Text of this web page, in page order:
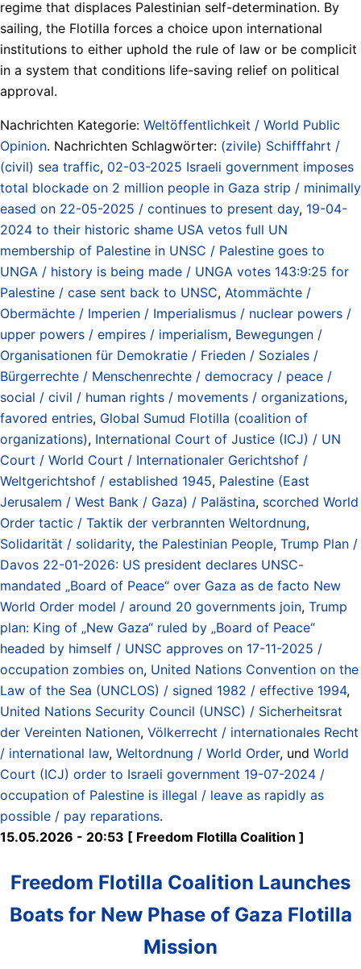
regime that displaces Palestinian self-determination. By
sailing, the Flotilla forces a choice upon international
institutions to either uphold the rule of law or be complicit
in a system that conditions life-saving relief on political
approval.
Nachrichten Kategorie: Weltöffentlichkeit / World Public
Opinion. Nachrichten Schlagwörter: (zivile) Schifffahrt /
(civil) sea traffic, 02-03-2025 Israeli government imposes
total blockade on 2 million people in Gaza strip / minimally
eased on 22-05-2025 / continues to present day, 19-04-
2024 to their historic shame USA vetos full UN
membership of Palestine in UNSC / Palestine goes to
UNGA / history is being made / UNGA votes 143:9:25 for
Palestine / case sent back to UNSC, Atommächte /
Obermächte / Imperien / Imperialismus / nuclear powers /
upper powers / empires / imperialism, Bewegungen /
Organisationen für Demokratie / Frieden / Soziales /
Bürgerrechte / Menschenrechte / democracy / peace /
social / civil / human rights / movements / organizations,
favored entries, Global Sumud Flotilla (coalition of
organizations), International Court of Justice (ICJ) / UN
Court / World Court / Internationaler Gerichtshof /
Weltgerichtshof / established 1945, Palestine (East
Jerusalem / West Bank / Gaza) / Palästina, scorched World
Order tactic / Taktik der verbrannten Weltordnung,
Solidarität / solidarity, the Palestinian People, Trump Plan /
Davos 22-01-2026: US president declares UNSC-
mandated „Board of Peace“ over Gaza as de facto New
World Order model / around 20 governments join, Trump
plan: King of „New Gaza“ ruled by „Board of Peace“
headed by himself / UNSC approves on 17-11-2025 /
occupation zombies on, United Nations Convention on the
Law of the Sea (UNCLOS) / signed 1982 / effective 1994,
United Nations Security Council (UNSC) / Sicherheitsrat
der Vereinten Nationen, Völkerrecht / internationales Recht
/ international law, Weltordnung / World Order, und World
Court (ICJ) order to Israeli government 19-07-2024 /
occupation of Palestine is illegal / leave as rapidly as
possible / pay reparations.
15.05.2026 - 20:53 [ Freedom Flotilla Coalition ]
Freedom Flotilla Coalition Launches
Boats for New Phase of Gaza Flotilla
Mission